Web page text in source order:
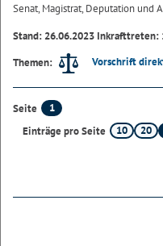
Senat, Magistrat, Deputation und
Stand: 26.06.2023 Inkrafttreten:
Themen:
Vorschrift
Seite
1
Einträge pro Seite
10 20